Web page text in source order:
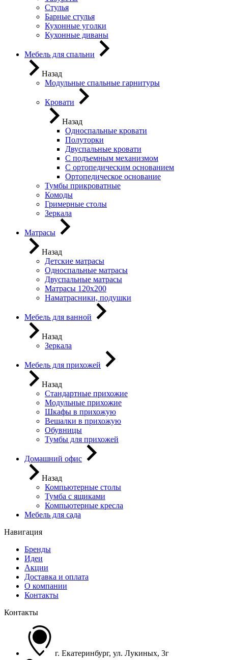
Стулья
Барные стулья
Кухонные уголки
Кухонные диваны
Мебель для спальни
Назад
Модульные спальные гарнитуры
Кровати
Назад
Односпальные кровати
Полуторки
Двуспальные кровати
С подъемным механизмом
С ортопедическим основанием
Ортопедическое основание
Тумбы прикроватные
Комоды
Гримерные столы
Зеркала
Матрасы
Назад
Детские матрасы
Односпальные матрасы
Двуспальные матрасы
Матрасы 120х200
Наматрасники, подушки
Мебель для ванной
Назад
Зеркала
Мебель для прихожей
Назад
Стандартные прихожие
Модульные прихожие
Шкафы в прихожую
Вешалки в прихожую
Обувницы
Тумбы для прихожей
Домашний офис
Назад
Компьютерные столы
Тумба с ящиками
Компьютерные кресла
Мебель для сада
Навигация
Бренды
Идеи
Акции
Доставка и оплата
О компании
Контакты
Контакты
г. Екатеринбург, ул. Лукиных, 3г